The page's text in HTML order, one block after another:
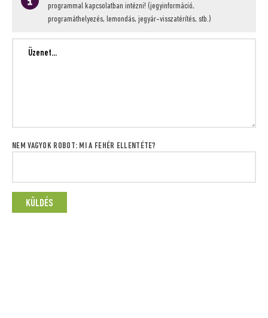
programmal kapcsolatban intézni! (jegyinformáció,
programáthelyezés, lemondás, jegyár-visszatérítés, stb.)
NEM VAGYOK ROBOT: MI A FEHÉR ELLENTÉTE?